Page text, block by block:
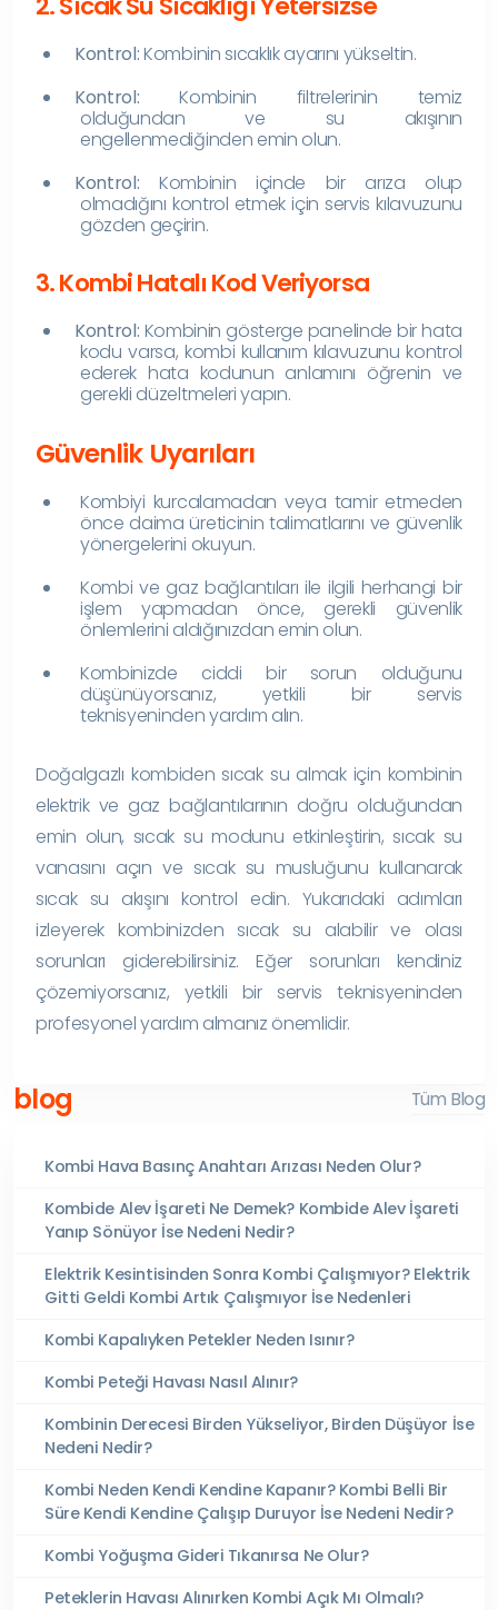
Kontrol:Kombinin sıcaklık ayarını yükseltin.
Kontrol: Kombinin filtrelerinin temiz
olduğundan ve su akışının
engellenmediğinden emin olun.
Kontrol: Kombinin içinde bir arıza olup
olmadığını kontrol etmek için servis kılavuzunu
gözden geçirin.
3. Kombi Hatalı Kod Veriyorsa
Kontrol: Kombinin gösterge panelinde bir hata
kodu varsa, kombi kullanım kılavuzunu kontrol
ederek hata kodunun anlamını öğrenin ve
gerekli düzeltmeleri yapın.
Güvenlik Uyarıları
Kombiyi kurcalamadan veya tamir etmeden
önce daima üreticinin talimatlarını ve güvenlik
yönergelerini okuyun.
Kombi ve gaz bağlantıları ile ilgili herhangi bir
işlem yapmadan önce, gerekli güvenlik
önlemlerini aldığınızdan emin olun.
Kombinizde ciddi bir sorun olduğunu
düşünüyorsanız, yetkili bir servis
teknisyeninden yardım alın.
Doğalgazlı kombiden sıcak su almak için kombinin
elektrik ve gaz bağlantılarının doğru olduğundan
emin olun, sıcak su modunu etkinleştirin, sıcak su
vanasını açın ve sıcak su musluğunu kullanarak
sıcak su akışını kontrol edin. Yukarıdaki adımları
izleyerek kombinizden sıcak su alabilir ve olası
sorunları giderebilirsiniz. Eğer sorunları kendiniz
çözemiyorsanız, yetkili bir servis teknisyeninden
profesyonel yardım almanız önemlidir.
blog Tüm Blog
Kombi Hava Basınç Anahtarı Arızası Neden Olur?
Kombide Alev İşareti Ne Demek? Kombide Alev İşareti
Yanıp Sönüyor İse Nedeni Nedir?
Elektrik Kesintisinden Sonra Kombi Çalışmıyor? Elektrik
Gitti Geldi Kombi Artık Çalışmıyor İse Nedenleri
Kombi Kapalıyken Petekler Neden Isınır?
Kombi Peteği Havası Nasıl Alınır?
Kombinin Derecesi Birden Yükseliyor, Birden Düşüyor İse
Nedeni Nedir?
Kombi Neden Kendi Kendine Kapanır? Kombi Belli Bir
Süre Kendi Kendine Çalışıp Duruyor İse Nedeni Nedir?
Kombi Yoğuşma Gideri Tıkanırsa Ne Olur?
Peteklerin Havası Alınırken Kombi Açık Mı Olmalı?